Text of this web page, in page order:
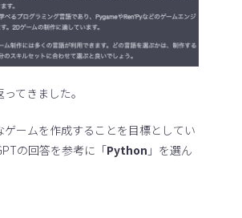
てきました。
ゲームを作成することを目標としてい
の回答を参考に「Python 」を選ん